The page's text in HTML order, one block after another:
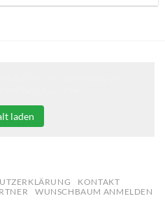
laden
KONTAKT
WUNSCHBAUM ANMELDEN